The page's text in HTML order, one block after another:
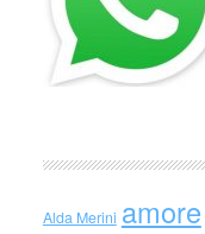
Alda Merini amore